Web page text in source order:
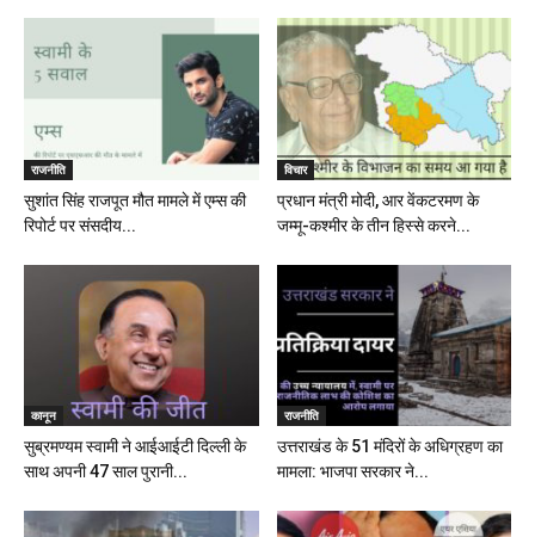
राजनीति
सुशांत सिंह राजपूत मौत मामले में एम्स की
रिपोर्ट पर संसदीय...
विचार
प्रधान मंत्री मोदी, आर वेंकटरमण के
जम्मू-कश्मीर के तीन हिस्से करने...
कानून
सुब्रमण्यम स्वामी ने आईआईटी दिल्ली के
साथ अपनी 47 साल पुरानी...
राजनीति
उत्तराखंड के 51 मंदिरों के अधिग्रहण का
मामला: भाजपा सरकार ने...